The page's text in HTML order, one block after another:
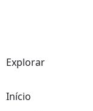
Explorar
Início